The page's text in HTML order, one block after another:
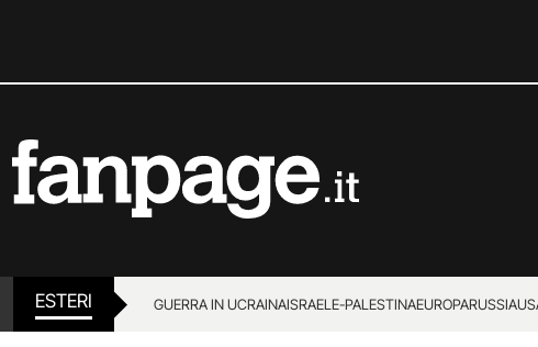
ESTERI GUERRA IN UCRAINAISRAELE-PALESTINAEUROPARUSSIA